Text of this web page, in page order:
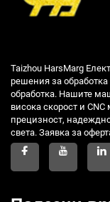
Taizhou HarsMarg
решения за
обработка. Нашите
висока скорост и
прецизност,
света. Заявка за